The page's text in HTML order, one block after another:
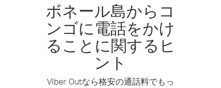
ボネール島からコ
ンゴに電話をかけ
ることに関するヒ
ント
Viber Outなら格安の通話料でもっ